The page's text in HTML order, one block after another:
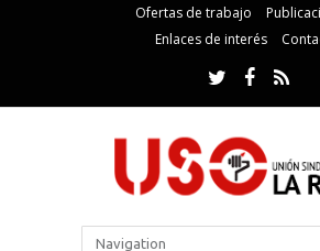
Ofertas de trabajo
Enlaces de interés